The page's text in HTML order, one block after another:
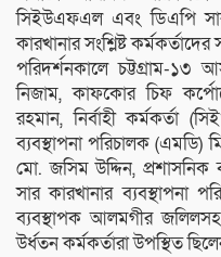
সিইউএফএল এবং ডিএপি
কারখানার সংশ্লিষ্ট
পরিদর্শনকালে চট্টগ্রাম-
নিজাম, কাফকোর চিফ
রহমান, নির্বাহী কর্মকর্তা
ব্যবস্থাপনা পরিচালক (এমডি)
মো. জসিম উদ্দিন,
সার কারখানার ব্যবস্থাপনা
ব্যবস্থাপক আলমগীর জলিলসহ
উর্ধতন কর্মকর্তারা উপস্থিত